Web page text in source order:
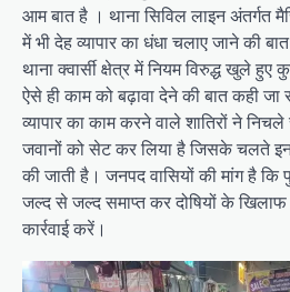
आम बात है । थाना सिविल लाइन अंतर्गत
में भी देह व्यापार का धंधा चलाए जाने की
थाना क्वार्सी क्षेत्र में नियम विरुद्ध खुले हुए
ऐसे ही काम को बढ़ावा देने की बात कही जा
व्यापार का काम करने वाले शातिरों ने
जवानों को सेट कर लिया है जिसके चलते इन
की जाती है। जनपद वासियों की मांग है कि
जल्द से जल्द समाप्त कर दोषियों के खिलाफ
कार्रवाई करें।